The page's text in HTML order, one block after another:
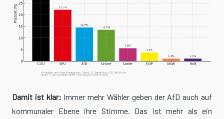
Damit ist klar: Immer mehr Wähler geben der AfD auch auf
kommunaler Ebene ihre Stimme. Das ist mehr als ein